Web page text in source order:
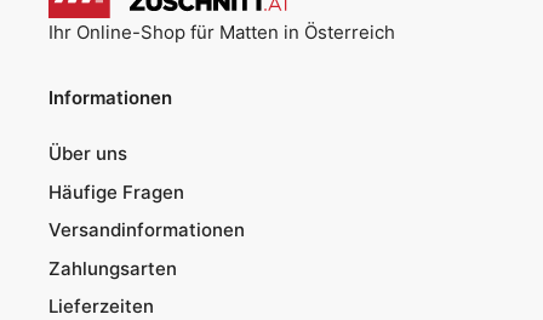
Ihr Online-Shop für Matten in Österreich
Informationen
Über uns
Häufige Fragen
Versandinformationen
Zahlungsarten
Lieferzeiten